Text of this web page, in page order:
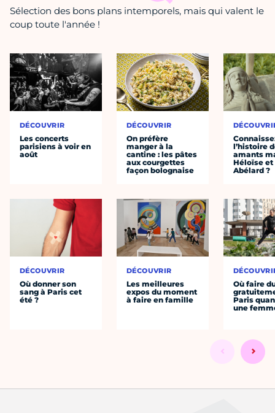
Sélection des bons plans intemporels, mais qui valent le
coup toute l'année !
DÉCOUVRIR
Les concerts
parisiens à voir en
août
DÉCOUVRIR
Où donner son
sang à Paris cet
été ?
DÉCOUVRIR
On préfère
manger à la
cantine : les pâtes
aux courgettes
façon bolognaise
DÉCOUVRIR
Les meilleures
expos du moment
à faire en famille
l’histoire
amants
Héloïse et
Abélard ?
Où faire
Paris
une